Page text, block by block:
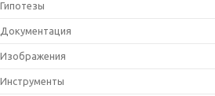
Гипотезы
Документация
Изображения
Инструменты